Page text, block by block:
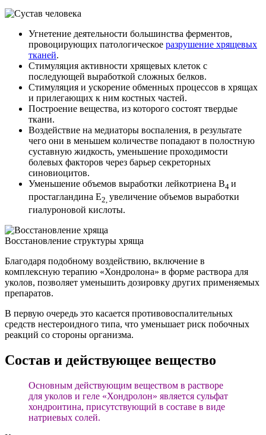
Угнетение деятельности большинства ферментов,
провоцирующих патологическое разрушение хрящевых
тканей.
Стимуляция активности хрящевых клеток с
последующей выработкой сложных белков.
Стимуляция и ускорение обменных процессов в хрящах
и прилегающих к ним костных частей.
Построение вещества, из которого состоят твердые
ткани.
Воздействие на медиаторы воспаления, в результате
чего они в меньшем количестве попадают в полостную
суставную жидкость, уменьшение проходимости
болевых факторов через барьер секреторных
синовиоцитов.
Уменьшение объемов выработки лейкотриена В4 и
простагландина Е2, увеличение объемов выработки
гиалуроновой кислоты.
Восстановление структуры хряща
Благодаря подобному воздействию, включение в
комплексную терапию «Хондролона» в форме раствора для
уколов, позволяет уменьшить дозировку других применяемых
препаратов.
В первую очередь это касается противовоспалительных
средств нестероидного типа, что уменьшает риск побочных
реакций со стороны организма.
Состав и действующее вещество
Основным действующим веществом в растворе
для уколов и геле «Хондролон» является сульфат
хондроитина, присутствующий в составе в виде
натриевых солей.